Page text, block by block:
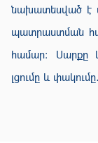
նախատեսված է
պատրաստման
համար։ Սարքը
լցումը և